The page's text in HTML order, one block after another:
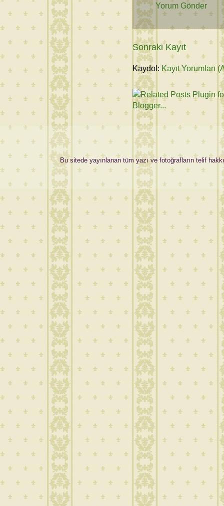
Yorum Gönder
Sonraki Kayıt
Kaydol: Kayıt Yorumları
Bu sitede yayınlanan tüm yazı ve fotoğrafların telif